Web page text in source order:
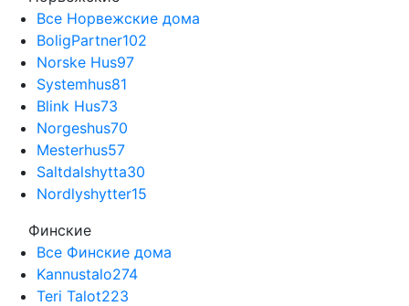
Все Норвежские дома
BoligPartner102
Norske Hus97
Systemhus81
Blink Hus73
Norgeshus70
Mesterhus57
Saltdalshytta30
Nordlyshytter15
Финские
Все Финские дома
Kannustalo274
Teri Talot223